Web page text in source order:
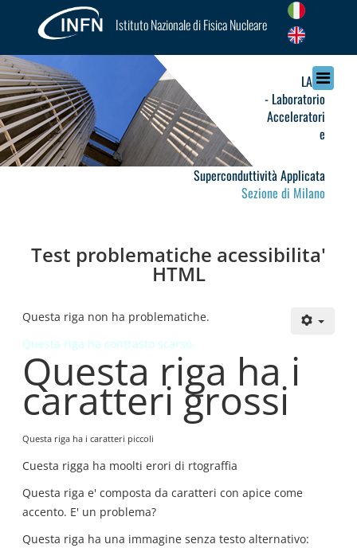
Istituto Nazionale di Fisica Nucleare
LASA
- Laboratorio
Acceleratori
e
Superconduttività Applicata
Sezione di Milano
Test problematiche acessibilita'
HTML
Questa riga non ha problematiche.
Questa riga ha contrasto scarso.
Questa riga ha i
caratteri grossi
Questa riga ha i caratteri piccoli
Cuesta rigga ha moolti erori di rtograffia
Questa riga e' composta da caratteri con apice come
accento. E' un problema?
Questa riga ha una immagine senza testo alternativo: